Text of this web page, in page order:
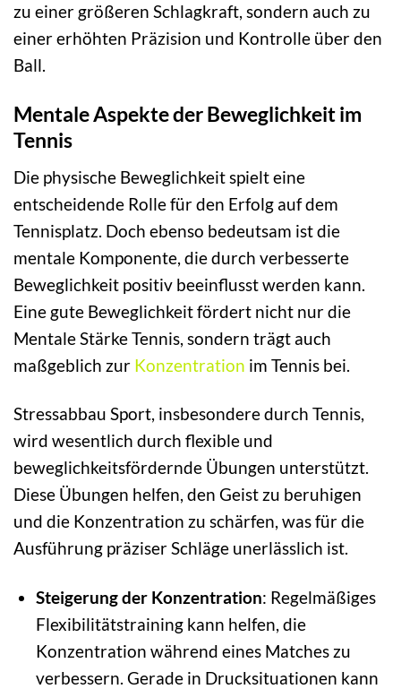
zu einer größeren Schlagkraft, sondern auch zu
einer erhöhten Präzision und Kontrolle über den
Ball.
Mentale Aspekte der Beweglichkeit im
Tennis
Die physische Beweglichkeit spielt eine
entscheidende Rolle für den Erfolg auf dem
Tennisplatz. Doch ebenso bedeutsam ist die
mentale Komponente, die durch verbesserte
Beweglichkeit positiv beeinflusst werden kann.
Eine gute Beweglichkeit fördert nicht nur die
Mentale Stärke Tennis, sondern trägt auch
maßgeblich zur Konzentration im Tennis bei.
Stressabbau Sport, insbesondere durch Tennis,
wird wesentlich durch flexible und
beweglichkeitsfördernde Übungen unterstützt.
Diese Übungen helfen, den Geist zu beruhigen
und die Konzentration zu schärfen, was für die
Ausführung präziser Schläge unerlässlich ist.
Steigerung der Konzentration: Regelmäßiges
Flexibilitätstraining kann helfen, die
Konzentration während eines Matches zu
verbessern. Gerade in Drucksituationen kann